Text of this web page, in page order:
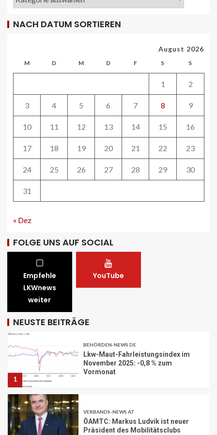
NACH DATUM SORTIEREN
August 2026
M D M D F S S
1 2
3 4 5 6 7 8 9
10 11 12 13 14 15 16
17 18 19 20 21 22 23
24 25 26 27 28 29 30
31
« Dez
FOLGE UNS AUF SOCIAL
Empfehle
LKWnews
weiter
YouTube
NEUSTE BEITRÄGE
26
barrierefrei: Sanierungsarbeiten
Fahrplan 2026: Angebotsausbau auf
diversen Linien
A13 Landquart-Sarganserland:
Baustelle in Winterpause
30
der 2. Röhre des Gubristtunnels
abgeschlossen
2
ÖAMTC: Markus Ludvik ist neuer
Präsident des Mobilitätsclubs
ÖV-NEWS CH
Neue Billettautomaten mit
Informationen in Echtzeit